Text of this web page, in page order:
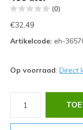
(0)
€32,49
Artikelcode: eh-
Op voorraad: Direct